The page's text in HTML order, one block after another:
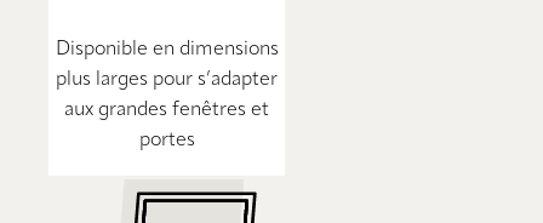
Disponible en dimensions
plus larges pour s’adapter
aux grandes fenêtres et
portes